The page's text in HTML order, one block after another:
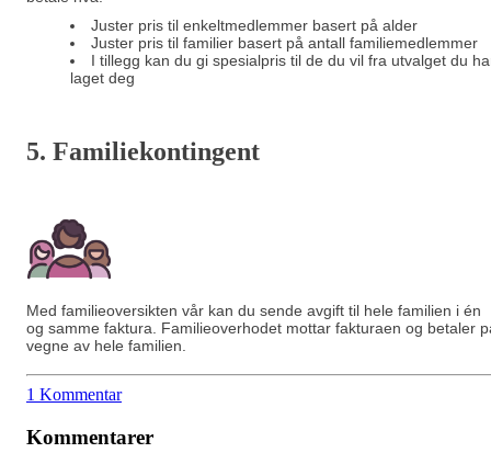
Juster pris til enkeltmedlemmer basert på alder
Juster pris til familier basert på antall familiemedlemmer
I tillegg kan du gi spesialpris til de du vil fra utvalget du
laget deg
5. Familiekontingent
Med familieoversikten vår kan du sende avgift til hele familien i én
og samme faktura. Familieoverhodet mottar fakturaen og betaler
vegne av hele familien.
1 Kommentar
Kommentarer